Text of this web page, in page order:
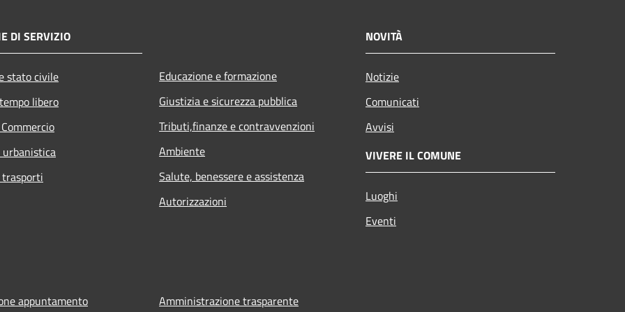
DI SERVIZIO
stato civile
libero
urbanistica
Educazione e formazione
Giustizia e sicurezza pubblica
Tributi,finanze e contravvenzioni
Ambiente
Salute, benessere e assistenza
Autorizzazioni
NOVITÀ
Notizie
Comunicati
Avvisi
VIVERE IL COMUNE
Luoghi
Eventi
appuntamento Amministrazione trasparente